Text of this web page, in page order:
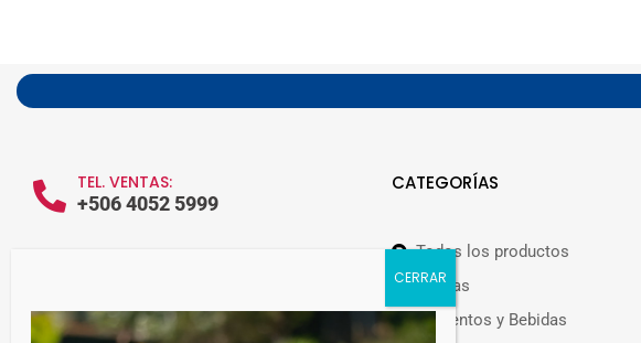
TEL. VENTAS:
+506 4052 5999
CATEGORÍAS
Todos los productos
Ofertas
Alimentos y Bebidas